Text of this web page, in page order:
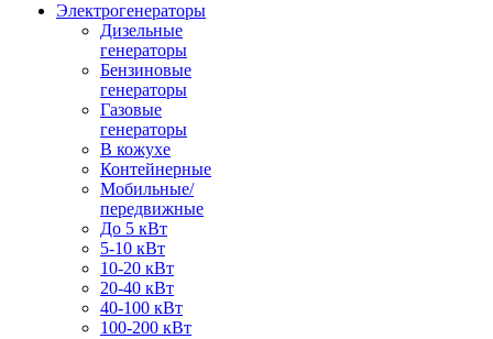
Электрогенераторы
Дизельные
генераторы
Бензиновые
генераторы
Газовые
генераторы
В кожухе
Контейнерные
Мобильные/
передвижные
До 5 кВт
5-10 кВт
10-20 кВт
20-40 кВт
40-100 кВт
100-200 кВт